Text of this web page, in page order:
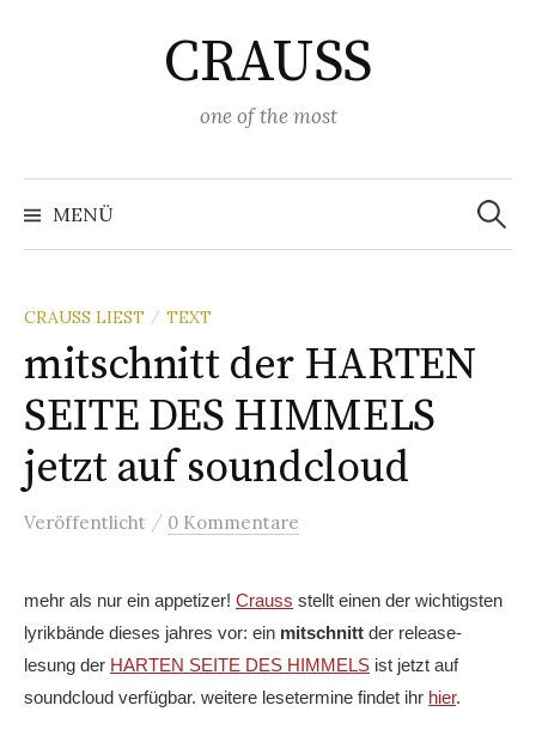
CRAUSS
one of the most
MENÜ
Suchen
nach:
CRAUSS LIEST / TEXT
mitschnitt der HARTEN
SEITE DES HIMMELS
jetzt auf soundcloud
Veröffentlicht / 0 Kommentare
mehr als nur ein appetizer! Crauss stellt einen der wichtigsten
lyrikbände dieses jahres vor: ein mitschnitt der release-
lesung der HARTEN SEITE DES HIMMELS ist jetzt auf
soundcloud verfügbar. weitere lesetermine findet ihr hier.